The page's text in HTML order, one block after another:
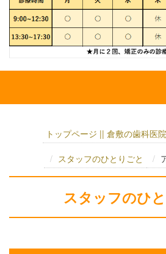
トップページ || 倉敷の歯科医
スタッフのひとりごと
スタッフのひ